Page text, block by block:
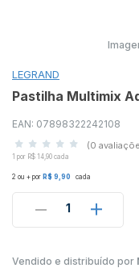
LEGRAND
Pastilha Multimix
EAN: 07898322242108
(0
1 por R$ 14,90 cada
2 ou + por R$ 9,90 cada
1
Vendido e distribuído por